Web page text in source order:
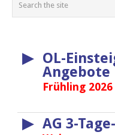
▶
OL-
Angebote
Frühling 2026
▶ AG 3-